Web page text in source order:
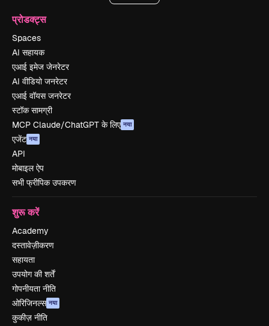
प्रोडक्ट्स
Spaces
AI सहायक
एआई इमेज जेनरेटर
AI वीडियो जनरेटर
एआई वॉयस जनरेटर
स्टॉक सामग्री
MCP Claude/ChatGPT के लिए नया
एजेंट नया
API
मोबाइल ऐप
सभी फ्रीपिक उपकरण
शुरू करें
Academy
दस्तावेज़ीकरण
सहायता
उपयोग की शर्तें
गोपनीयता नीति
ओरिजिनल्स नया
कुकीज़ नीति